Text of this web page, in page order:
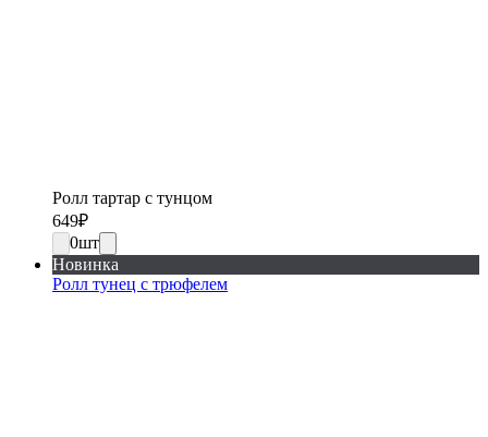
Ролл тартар с тунцом
649₽
0шт
Новинка
Ролл тунец с трюфелем